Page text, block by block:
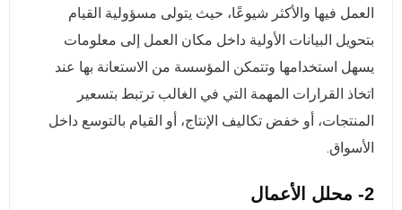
العمل فيها والأكثر شيوعًا، حيث يتولى مسؤولية القيام
بتحويل البيانات الأولية داخل مكان العمل إلى معلومات
يسهل استخدامها وتتمكن المؤسسة من الاستعانة بها عند
اتخاذ القرارات المهمة التي في الغالب ترتبط بتسعير
المنتجات، أو خفض تكاليف الإنتاج، أو القيام بالتوسع داخل
الأسواق.
2- محلل الأعمال